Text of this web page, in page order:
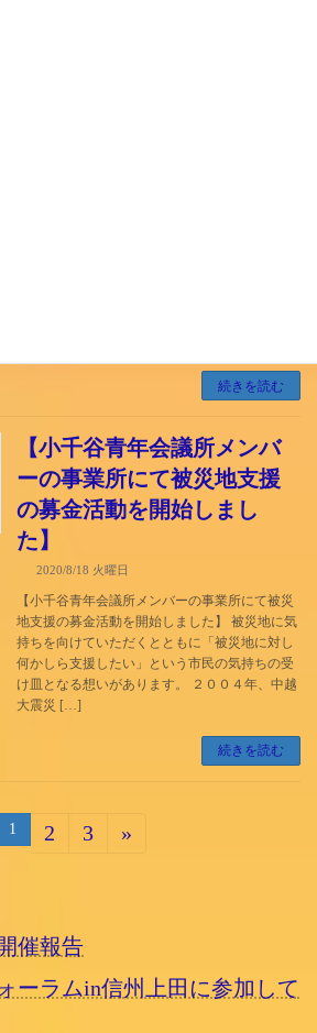
続きを読む
【小千谷青年会議所メンバ
ーの事業所にて被災地支援
の募金活動を開始しまし
た】
2020/8/18 火曜日
【小千谷青年会議所メンバーの事業所にて被災
地支援の募金活動を開始しました】 被災地に気
持ちを向けていただくとともに「被災地に対し
何かしら支援したい」という市民の気持ちの受
け皿となる想いがあります。 ２００４年、中越
大震災 […]
続きを読む
固
定
1
固
ジ
2
固
ジ
3 »
催報告
ーラムin信州上田に参加して